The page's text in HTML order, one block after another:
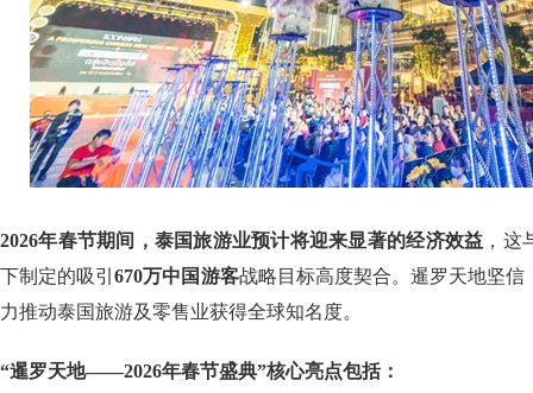
2026年春节期间，泰国旅游业预计将迎来显著的经济效益 ，这
下制定的吸引670万中国游客战略目标高度契合。暹罗天地坚
力推动泰国旅游及零售业获得全球知名度。
“暹罗天地——2026年春节盛典”核心亮点包括：